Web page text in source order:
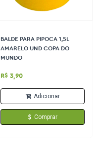
BALDE PARA PIPOCA 1,5L
AMARELO UND COPA DO
MUNDO
R$ 3,90
Adicionar
Comprar